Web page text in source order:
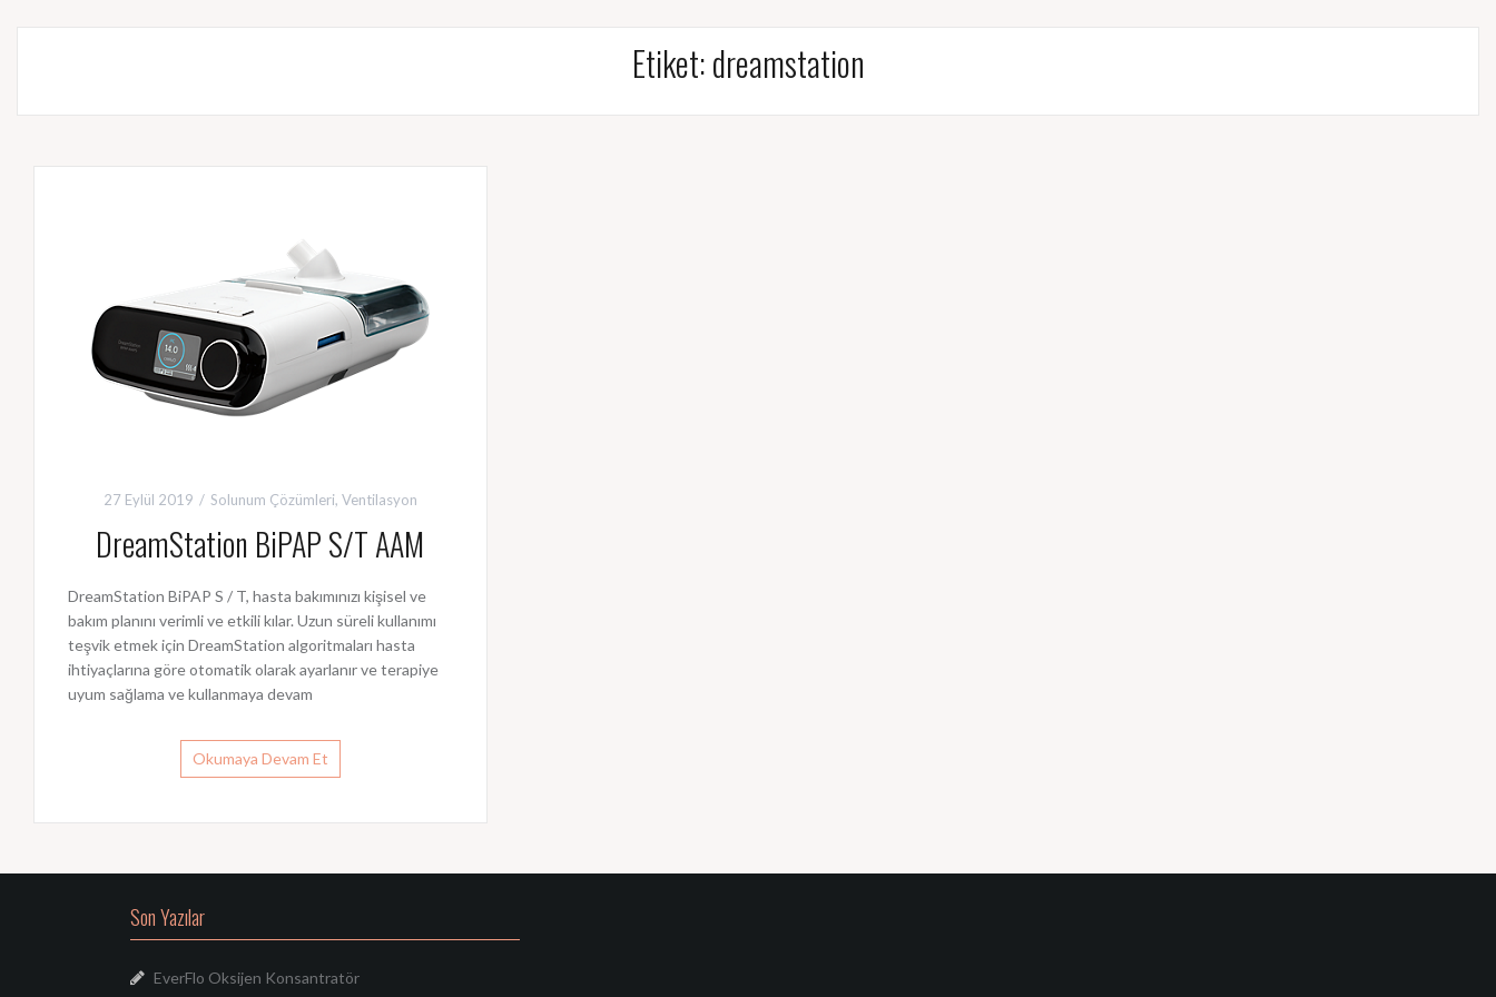
Etiket:dreamstation
27 Eylül 2019 Solunum Çözümleri, Ventilasyon
DreamStation BiPAP S/T AAM
DreamStation BiPAP S / T, hasta bakımınızı kişisel ve
bakım planını verimli ve etkili kılar. Uzun süreli kullanımı
teşvik etmek için DreamStation algoritmaları hasta
ihtiyaçlarına göre otomatik olarak ayarlanır ve terapiye
uyum sağlama ve kullanmaya devam
Okumaya Devam Et
Son Yazılar
EverFlo Oksijen Konsantratör